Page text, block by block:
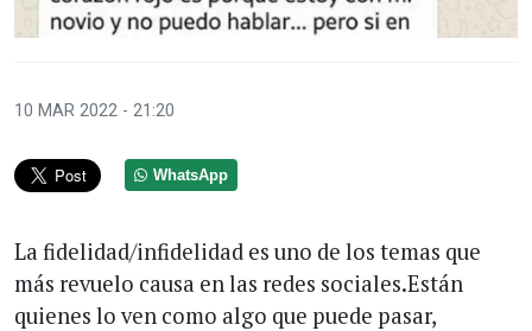
10 MAR 2022 - 21:20
WhatsApp
La fidelidad/infidelidad es uno de los temas que
más revuelo causa en las redes sociales.Están
quienes lo ven como algo que puede pasar,